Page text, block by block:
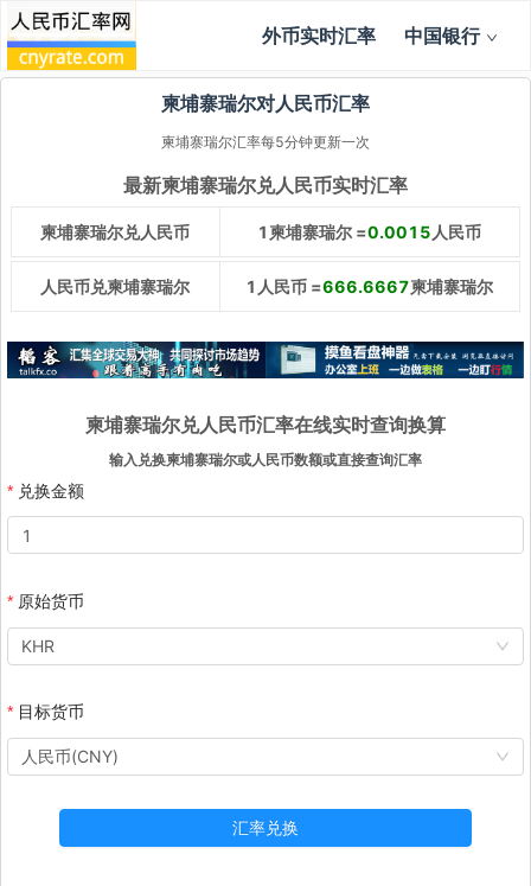
外币实时汇率 中国银行
柬埔寨瑞尔对人民币汇率
柬埔寨瑞尔汇率每5分钟更新一次
最新柬埔寨瑞尔兑人民币实时汇率
柬埔寨瑞尔兑人民币 1柬埔寨瑞尔 =0.0015 人民币
人民币兑柬埔寨瑞尔 1人民币 =666.6667柬埔寨瑞尔
柬埔寨瑞尔兑人民币汇率在线实时查询换算
输入兑换柬埔寨瑞尔或人民币数额或直接查询汇率
兑换金额
原始货币
KHR
目标货币
人民币(CNY)
汇率兑换